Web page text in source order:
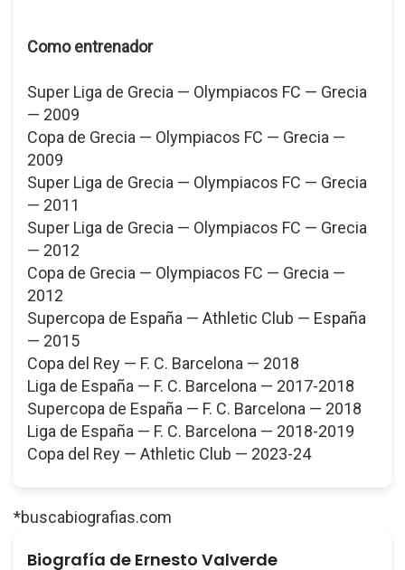
Como entrenador
Super Liga de Grecia — Olympiacos FC — Grecia
— 2009
Copa de Grecia — Olympiacos FC — Grecia —
2009
Super Liga de Grecia — Olympiacos FC — Grecia
— 2011
Super Liga de Grecia — Olympiacos FC — Grecia
— 2012
Copa de Grecia — Olympiacos FC — Grecia —
2012
Supercopa de España — Athletic Club — España
— 2015
Copa del Rey — F. C. Barcelona — 2018
Liga de España — F. C. Barcelona — 2017-2018
Supercopa de España — F. C. Barcelona — 2018
Liga de España — F. C. Barcelona — 2018-2019
Copa del Rey — Athletic Club — 2023-24
*buscabiografias.com
Biografía de Ernesto Valverde